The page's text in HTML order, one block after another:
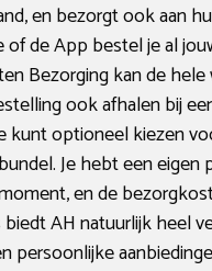
en bezorgt ook aan
of de App bestel je al
Bezorging kan de
ook afhalen bij
kunt optioneel kiezen
Je hebt een eigen
en de
AH natuurlijk heel
persoonlijke